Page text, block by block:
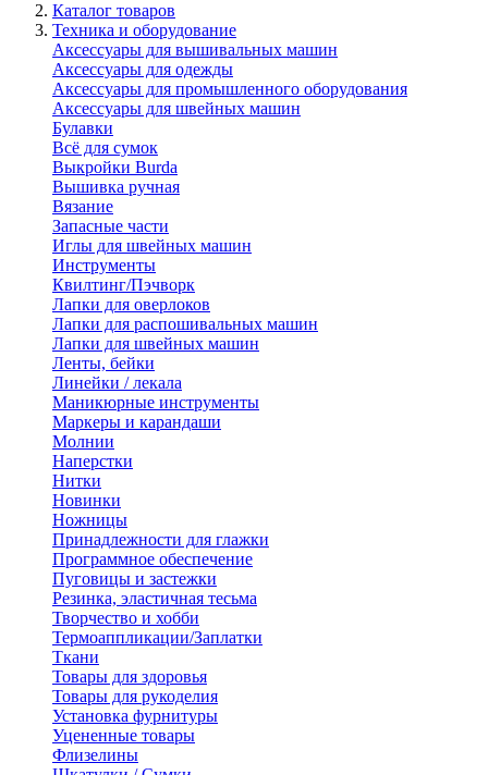
Каталог товаров
Техника и оборудование
Аксессуары для вышивальных машин
Аксессуары для одежды
Аксессуары для промышленного оборудования
Аксессуары для швейных машин
Булавки
Всё для сумок
Выкройки Burda
Вышивка ручная
Вязание
Запасные части
Иглы для швейных машин
Инструменты
Квилтинг/Пэчворк
Лапки для оверлоков
Лапки для распошивальных машин
Лапки для швейных машин
Ленты, бейки
Линейки / лекала
Маникюрные инструменты
Маркеры и карандаши
Молнии
Наперстки
Нитки
Новинки
Ножницы
Принадлежности для глажки
Программное обеспечение
Пуговицы и застежки
Резинка, эластичная тесьма
Творчество и хобби
Термоаппликации/Заплатки
Ткани
Товары для здоровья
Товары для рукоделия
Установка фурнитуры
Уцененные товары
Флизелины